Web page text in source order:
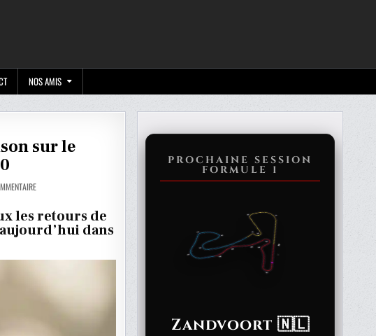
NOS AMIS
sur le
SUR
RED
AVOUE
QUE
PEREZ
AVAIT
LE
les retours de
dans
PROCHAINE SESSION
FORMULE 1
Zandvoort 🇳🇱